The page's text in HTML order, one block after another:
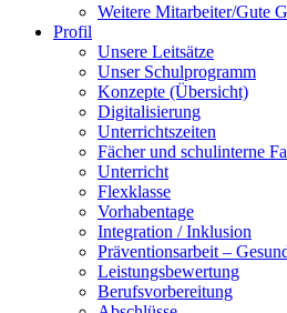
Weitere Mitarbeiter/Gute
Profil
Unsere Leitsätze
Unser Schulprogramm
Konzepte (Übersicht)
Digitalisierung
Unterrichtszeiten
Fächer und schulinterne
Unterricht
Flexklasse
Vorhabentage
Integration / Inklusion
Präventionsarbeit –
Leistungsbewertung
Berufsvorbereitung